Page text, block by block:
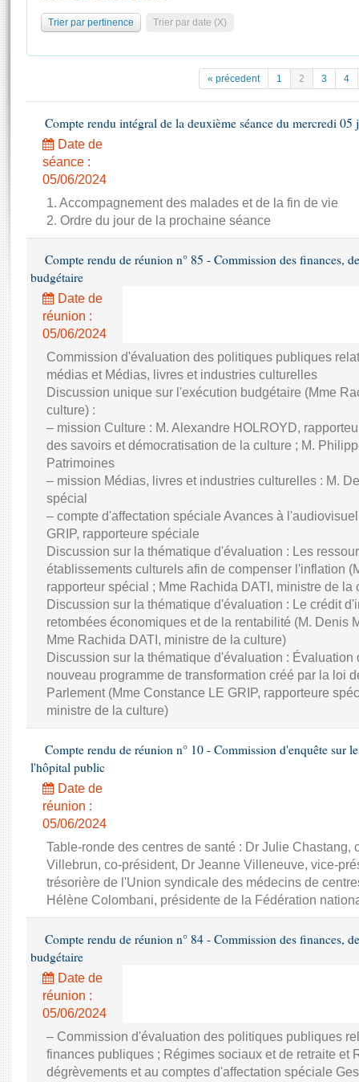
Pétitions
Projets de loi
Propositions de loi
Amendements
Textes adoptés
Rapports d'information
Rapports législatifs
Baromètre de l’application des lois
Dossiers législatifs
Budget et sécurité sociale
Questions écrites et orales
Comptes rendus des débats
Statistiques et chiffres clés
( Constitution | Règlement de l'Assemblée ... )
Histoire
Juniors
Anciennes législatures
Liens vers les sites publics
Contacts et plan d'accès
Photos libres de droit
Trier par pertinence Trier par date (X)
« précedent 1 2 3 4
Compte rendu intégral de la deuxième séance du mercredi 05
Date de
séance :
05/06/2024
1. Accompagnement des malades et de la fin de vie
2. Ordre du jour de la prochaine séance
Compte rendu de réunion n° 85 - Commission des finances,
budgétaire
Date de
réunion :
05/06/2024
Commission d'évaluation des politiques publiques
médias et Médias, livres et industries culturelles
Discussion unique sur l'exécution budgétaire (Mme
culture) :
– mission Culture : M. Alexandre HOLROYD,
des savoirs et démocratisation de la culture ; M.
Patrimoines
– mission Médias, livres et industries culturelles : M.
spécial
– compte d'affectation spéciale Avances à
GRIP, rapporteure spéciale
Discussion sur la thématique d'évaluation : Les
établissements culturels afin de compenser l'inflation
rapporteur spécial ; Mme Rachida DATI, ministre de la
Discussion sur la thématique d'évaluation : Le crédit
retombées économiques et de la rentabilité (M. Denis
Mme Rachida DATI, ministre de la culture)
Discussion sur la thématique d'évaluation : Évaluation
nouveau programme de transformation créé par la loi
Parlement (Mme Constance LE GRIP, rapporteure
ministre de la culture)
Compte rendu de réunion n° 10 - Commission d'enquête sur
l'hôpital public
Date de
réunion :
05/06/2024
Table-ronde des centres de santé : Dr Julie Chastang,
Villebrun, co-président, Dr Jeanne Villeneuve, vice-
trésorière de l'Union syndicale des médecins de
Hélène Colombani, présidente de la Fédération
Compte rendu de réunion n° 84 - Commission des finances,
budgétaire
Date de
réunion :
05/06/2024
– Commission d'évaluation des politiques publiques
finances publiques ; Régimes sociaux et de retraite et
dégrèvements et au comptes d'affectation spéciale